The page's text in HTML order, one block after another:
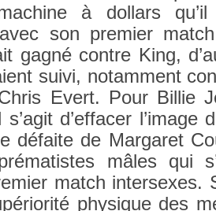
à dol­lars qu’il
son pre­mi­er
gagné con­tre King,
suivi, notam­ment
Evert. Pour Bi­llie
d’ef­fac­er l’image
défaite de Mar­garet
mâles qui
match in­ter­sexes.
physique des